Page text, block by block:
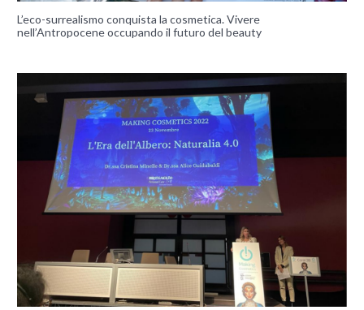
L’eco-surrealismo conquista la cosmetica. Vivere
nell’Antropocene occupando il futuro del beauty